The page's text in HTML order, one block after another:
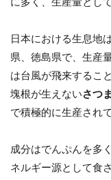
日本における生息地
県、徳島県で、生産
は台風が飛来するこ
塊根が生えないさつ
で積極的に生産され
成分はでんぷんを多
ネルギー源として食